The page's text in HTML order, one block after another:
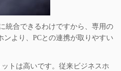
統合できるわけですから、専用の
より、PCとの連携が取りやすい
トは高いです。従来ビジネスホ